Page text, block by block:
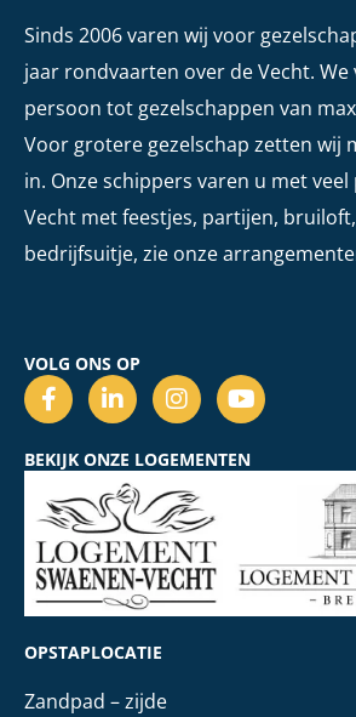
Sinds 2006 varen wij voor
jaar rondvaarten over de Vecht. We
persoon tot gezelschappen van
Voor grotere gezelschap zetten wij
in. Onze schippers varen u met
Vecht met feestjes, partijen,
bedrijfsuitje, zie onze
VOLG ONS OP
BEKIJK ONZE LOGEMENTEN
OPSTAPLOCATIE
Zandpad – zijde